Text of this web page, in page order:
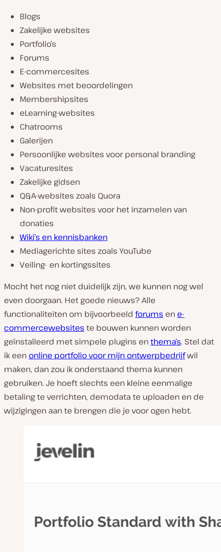
Blogs
Zakelijke websites
Portfolio’s
Forums
E-commercesites
Websites met beoordelingen
Membershipsites
eLearning-websites
Chatrooms
Galerijen
Persoonlijke websites voor personal branding
Vacaturesites
Zakelijke gidsen
Q&A-websites zoals Quora
Non-profit websites voor het inzamelen van
donaties
Wiki’s en kennisbanken
Mediagerichte sites zoals YouTube
Veiling- en kortingssites
Mocht het nog niet duidelijk zijn, we kunnen nog wel
even doorgaan. Het goede nieuws? Alle
functionaliteiten om bijvoorbeeld forums en e-
commercewebsites te bouwen kunnen worden
geïnstalleerd met simpele plugins enthema’s. Stel dat
ik een online portfolio voor mijn ontwerpbedrijfwil
maken, dan zou ik onderstaand thema kunnen
gebruiken. Je hoeft slechts een kleine eenmalige
betaling te verrichten, demodata te uploaden en de
wijzigingen aan te brengen die je voor ogen hebt.